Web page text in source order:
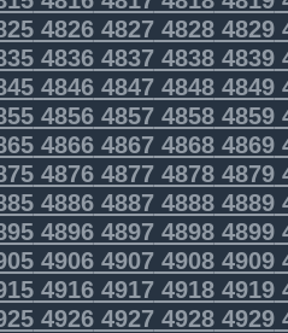
4826482748284829
4836483748384839
4846484748484849
4856485748584859
4866486748684869
4876487748784879
4886488748884889
4896489748984899
4906490749084909
4916491749184919
4926492749284929